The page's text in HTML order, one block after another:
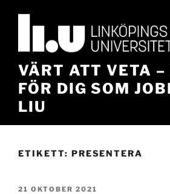
VÄRT ATT VETA –
FÖR DIG SOM
LIU
ETIKETT: PRESENTERA
PUBLICERAT
21 OKTOBER 2021